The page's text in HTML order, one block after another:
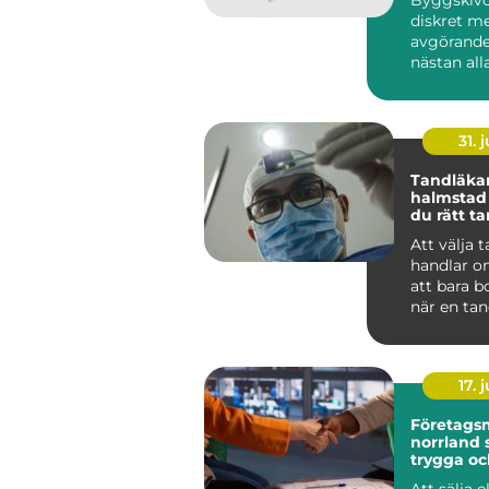
diskret
nästan
sällan när
31.
halmstad så väljer
du rätt
Att välja
handlar
att bara
när en
tandvå...
17.
norrland så skapas
trygga